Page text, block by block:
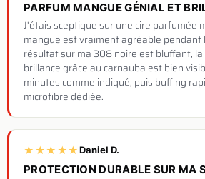
PARFUM MANGUE GÉNIAL ET
J'étais sceptique sur une cire parfumée
mangue est vraiment agréable pendant
résultat sur ma 308 noire est bluffant,
brillance grâce au carnauba est bien
minutes comme indiqué, puis buffing
microfibre dédiée.
★★★★★Daniel D.
PROTECTION DURABLE SUR MA